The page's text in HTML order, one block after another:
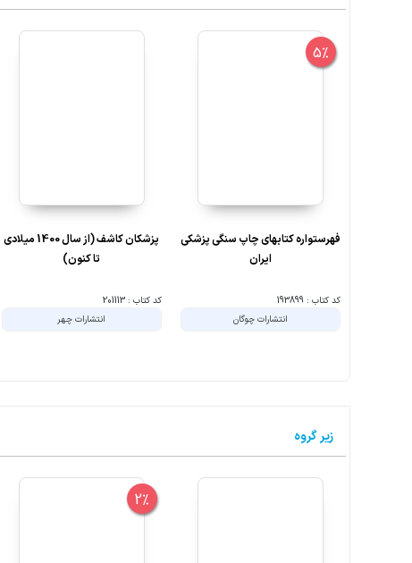
5%
فهرستواره کتابهای چاپ سنگی پزشکی
ایران
کد کتاب : 193899
انتشارات چوگان
پزشکان کاشف (از سال 1400 میلادی
تا کنون)
کد کتاب : 201113
انتشارات چهر
زیر گروه
2%